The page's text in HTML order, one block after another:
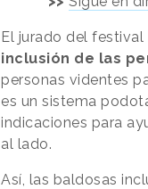
El jurado del
inclusión de las
personas videntes
es un sistema
indicaciones para
al lado.
Así, las baldosas